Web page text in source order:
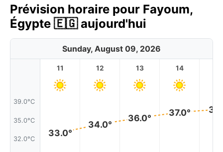
Prévision horaire pour Fayoum,
Égypte 🇪🇬 aujourd'hui
Sunday, August 09, 2026
39.0°C
35.0°C
32.0°C
11
33.0°
12
34.0°
13
36.0°
14
37.0°